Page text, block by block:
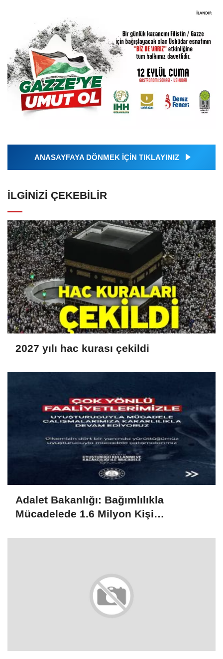
ANASAYFAYA DÖNMEK İÇİN TIKLAYINIZ
İLGINIZI ÇEKEBILIR
2027 yılı hac kurası çekildi
Adalet Bakanlığı: Bağımlılıkla
Mücadelede 1.6 Milyon Kişi